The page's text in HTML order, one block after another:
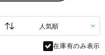
に採用。
を仕込んだような
進をサポートします。
在庫有のみ表示